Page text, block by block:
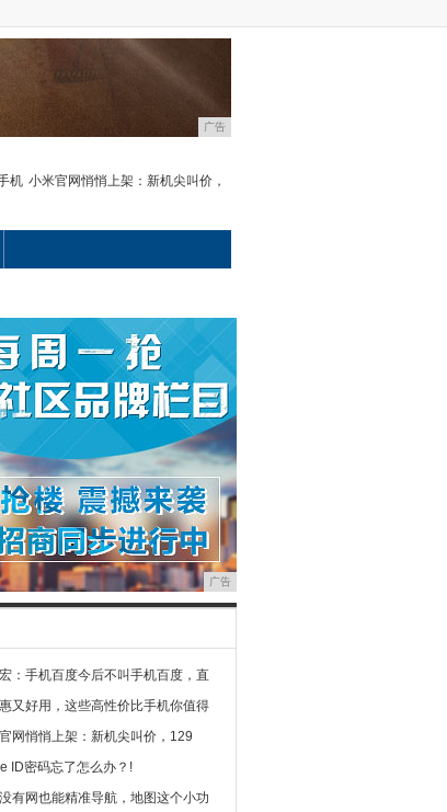
广告
机 小米官网悄悄上架：新机尖叫价，
广告
：手机百度今后不叫手机百度，直
又好用，这些高性价比手机你值得
网悄悄上架：新机尖叫价，129
ID密码忘了怎么办？!
有网也能精准导航，地图这个小功